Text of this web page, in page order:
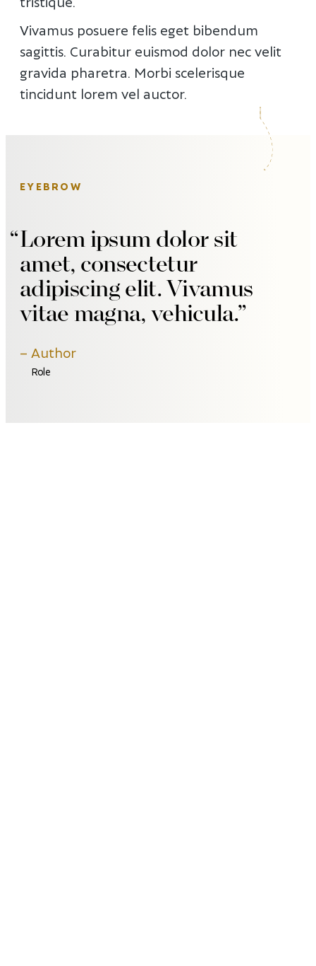
Vivamus posuere felis eget bibendum
sagittis. Curabitur euismod dolor nec velit
gravida pharetra. Morbi scelerisque
tincidunt lorem vel auctor.
EYEBROW
Lorem ipsum dolor sit
amet, consectetur
adipiscing elit. Vivamus
vitae magna, vehicula.
Author
Role